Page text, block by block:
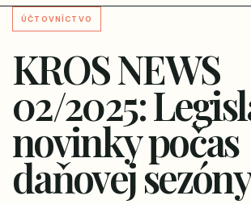
ÚČTOVNÍCTVO
KROS NEWS
02/2025:
novinky počas
daňovej